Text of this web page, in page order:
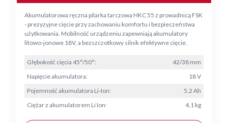
Akumulatorowa ręczna pilarka tarczowa HKC 55 z prowadnicą FSK
- prezyzyjne cięcie przy zachowaniu komfortu i bezpieczeństwa
użytkowania. Mobilność urządzeniu zapewniają akumulatory
litowo-jonowe 18V, a bezszczotkowy silnik efektywne cięcie.
Głębokość cięcia 45°/50°:
42/38 mm
Napięcie akumulatora:
18 V
Pojemność akumulatora Li-Ion:
5,2 Ah
Ciężar z akumulatorem Li Ion:
4,1 kg